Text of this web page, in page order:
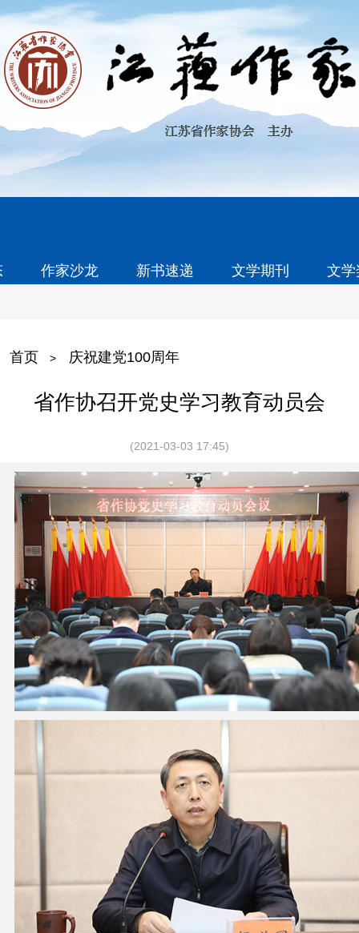
作家沙龙 新书速递 文学期刊 文
首页 > 庆祝建党100周年
省作协召开党史学习教育动员会
(2021-03-03 17:45)